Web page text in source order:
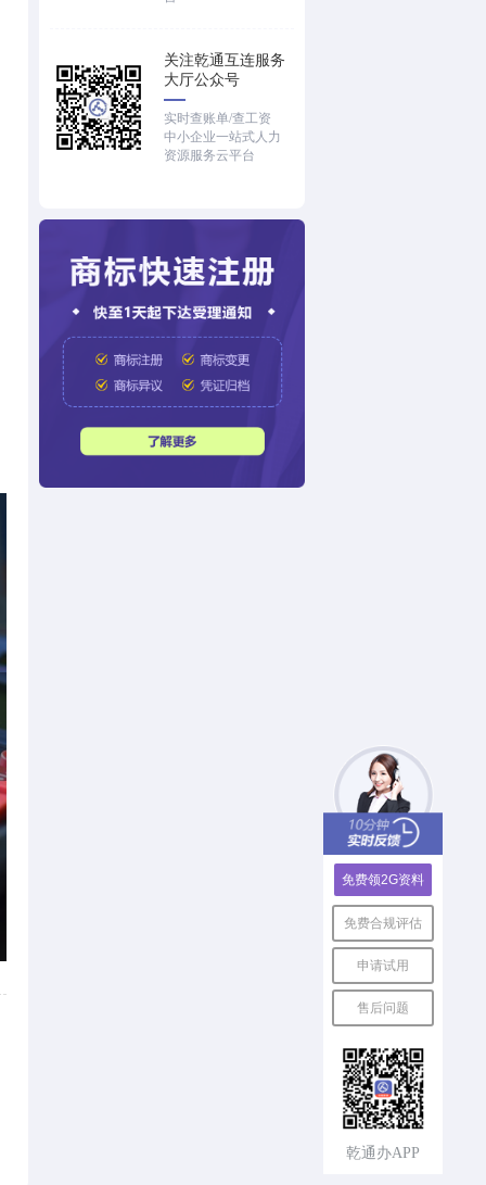
关注乾通互连服务
大厅公众号
实时查账单/查工资
中小企业一站式人力
资源服务云平台
免费领2G资料
免费合规评估
申请试用
售后问题
乾通办APP